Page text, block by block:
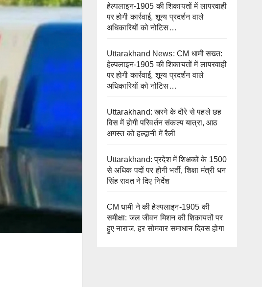
हेल्पलाइन-1905 की शिकायतों में लापरवाही
पर होगी कार्रवाई, शून्य प्रदर्शन वाले
अधिकारियों को नोटिस…
Uttarakhand News: CM धामी सख्त:
हेल्पलाइन-1905 की शिकायतों में लापरवाही
पर होगी कार्रवाई, शून्य प्रदर्शन वाले
अधिकारियों को नोटिस…
Uttarakhand: खरगे के दौरे से पहले छह
विस में होगी परिवर्तन संकल्प यात्रा, आठ
अगस्त को हल्द्वानी में रैली
Uttarakhand: प्रदेश में शिक्षकों के 1500
से अधिक पदों पर होगी भर्ती, शिक्षा मंत्री धन
सिंह रावत ने दिए निर्देश
CM धामी ने की हेल्पलाइन-1905 की
समीक्षा: जल जीवन मिशन की शिकायतों पर
हुए नाराज, हर सोमवार समाधान दिवस होगा